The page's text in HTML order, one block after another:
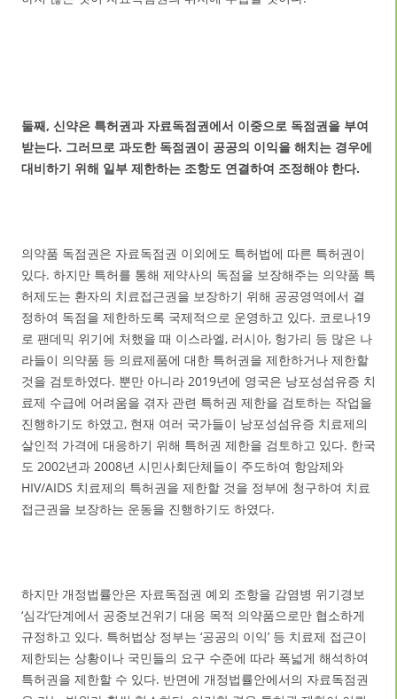
둘째, 신약은 특허권과 자료독점권에서 이중으로 독점권을 부여
받는다. 그러므로 과도한 독점권이 공공의 이익을 해치는 경우에
대비하기 위해 일부 제한하는 조항도 연결하여 조정해야 한다.
의약품 독점권은 자료독점권 이외에도 특허법에 따른 특허권이
있다. 하지만 특허를 통해 제약사의 독점을 보장해주는 의약품 특
허제도는 환자의 치료접근권을 보장하기 위해 공공영역에서 결
정하여 독점을 제한하도록 국제적으로 운영하고 있다. 코로나19
로 팬데믹 위기에 처했을 때 이스라엘, 러시아, 헝가리 등 많은 나
라들이 의약품 등 의료제품에 대한 특허권을 제한하거나 제한할
것을 검토하였다. 뿐만 아니라 2019년에 영국은 낭포성섬유증 치
료제 수급에 어려움을 겪자 관련 특허권 제한을 검토하는 작업을
진행하기도 하였고, 현재 여러 국가들이 낭포성섬유증 치료제의
살인적 가격에 대응하기 위해 특허권 제한을 검토하고 있다. 한국
도 2002년과 2008년 시민사회단체들이 주도하여 항암제와
HIV/AIDS 치료제의 특허권을 제한할 것을 정부에 청구하여 치료
접근권을 보장하는 운동을 진행하기도 하였다.
하지만 개정법률안은 자료독점권 예외 조항을 감염병 위기경보
‘심각’단계에서 공중보건위기 대응 목적 의약품으로만 협소하게
규정하고 있다. 특허법상 정부는 ‘공공의 이익’ 등 치료제 접근이
제한되는 상황이나 국민들의 요구 수준에 따라 폭넓게 해석하여
특허권을 제한할 수 있다. 반면에 개정법률안에서의 자료독점권